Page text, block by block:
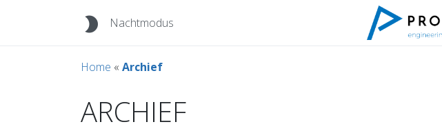
brightness_2 Nachtmodus
Home « Archief
ARCHIEF